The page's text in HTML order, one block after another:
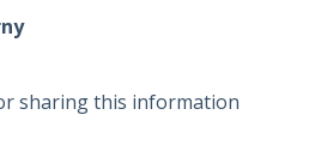
sharing this information